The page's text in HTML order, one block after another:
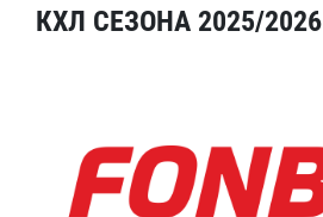
КХЛ СЕЗОНА 2025/2026